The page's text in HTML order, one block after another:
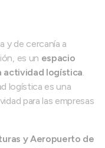
y de cercanía a
es un espacio
actividad logística.
logística es una
para las empresas
y Aeropuerto de